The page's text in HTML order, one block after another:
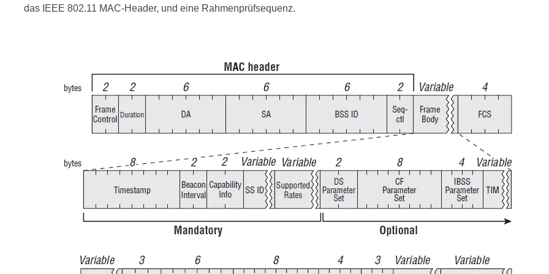
das IEEE 802.11 MAC-Header, und eine Rahmenprüfsequenz.